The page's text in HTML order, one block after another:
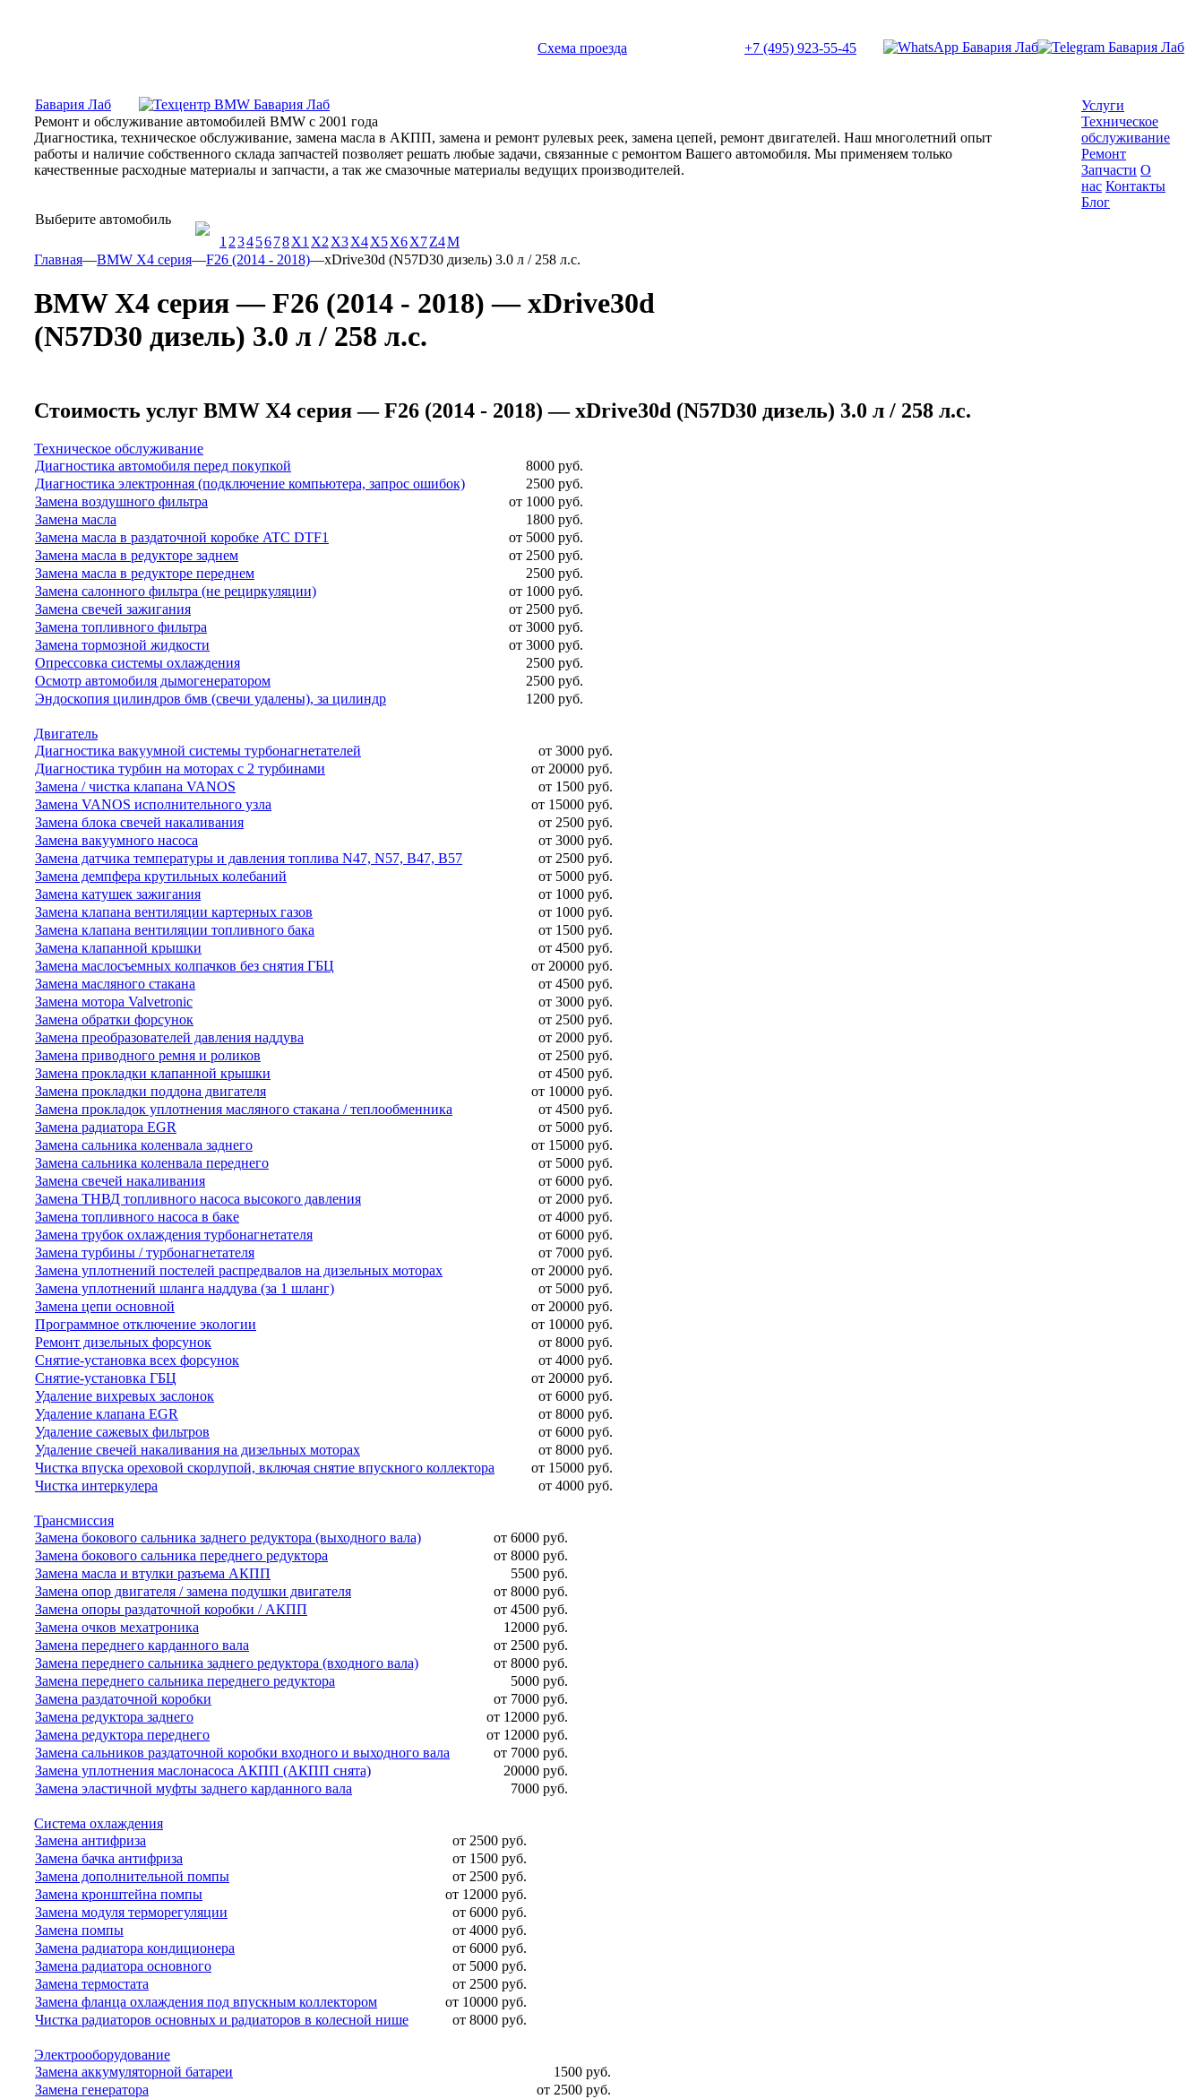
Схема проезда +7 (495) 923-55-45
Бавария Лаб
Ремонт и обслуживание автомобилей BMW с 2001 года
Диагностика, техническое обслуживание, замена масла в АКПП, замена и ремонт рулевых реек, замена цепей, ремонт двигателей. Наш многолетний опыт
работы и наличие собственного склада запчастей позволяет решать любые задачи, связанные с ремонтом Вашего автомобиля. Мы применяем только
качественные расходные материалы и запчасти, а так же смазочные материалы ведущих производителей.
Услуги
Техническое
обслуживание
Ремонт
Запчасти О
нас Контакты
Блог
Выберите автомобиль
1 2345678X1 X2 X3X4X5X6X7Z4М
Главная—BMW X4 серия—F26 (2014 - 2018)—xDrive30d (N57D30 дизель) 3.0 л / 258 л.с.
BMW X4 серия — F26 (2014 - 2018) — xDrive30d
(N57D30 дизель) 3.0 л / 258 л.с.
Стоимость услуг BMW X4 серия — F26 (2014 - 2018) — xDrive30d (N57D30 дизель) 3.0 л / 258 л.с.
Техническое обслуживание
Диагностика автомобиля перед покупкой
8000 руб.
Диагностика электронная (подключение компьютера, запрос ошибок)
2500 руб.
Замена воздушного фильтра
от 1000 руб.
Замена масла
1800 руб.
Замена масла в раздаточной коробке ATC DTF1
от 5000 руб.
Замена масла в редукторе заднем
от 2500 руб.
Замена масла в редукторе переднем
2500 руб.
Замена салонного фильтра (не рециркуляции)
от 1000 руб.
Замена свечей зажигания
от 2500 руб.
Замена топливного фильтра
от 3000 руб.
Замена тормозной жидкости
от 3000 руб.
Опрессовка системы охлаждения
2500 руб.
Осмотр автомобиля дымогенератором
2500 руб.
Эндоскопия цилиндров бмв (свечи удалены), за цилиндр
1200 руб.
Двигатель
Диагностика вакуумной системы турбонагнетателей
от 3000 руб.
Диагностика турбин на моторах с 2 турбинами
от 20000 руб.
Замена / чистка клапана VANOS
от 1500 руб.
Замена VANOS исполнительного узла
от 15000 руб.
Замена блока свечей накаливания
от 2500 руб.
Замена вакуумного насоса
от 3000 руб.
Замена датчика температуры и давления топлива N47, N57, B47, B57
от 2500 руб.
Замена демпфера крутильных колебаний
от 5000 руб.
Замена катушек зажигания
от 1000 руб.
Замена клапана вентиляции картерных газов
от 1000 руб.
Замена клапана вентиляции топливного бака
от 1500 руб.
Замена клапанной крышки
от 4500 руб.
Замена маслосъемных колпачков без снятия ГБЦ
от 20000 руб.
Замена масляного стакана
от 4500 руб.
Замена мотора Valvetronic
от 3000 руб.
Замена обратки форсунок
от 2500 руб.
Замена преобразователей давления наддува
от 2000 руб.
Замена приводного ремня и роликов
от 2500 руб.
Замена прокладки клапанной крышки
от 4500 руб.
Замена прокладки поддона двигателя
от 10000 руб.
Замена прокладок уплотнения масляного стакана / теплообменника
от 4500 руб.
Замена радиатора EGR
от 5000 руб.
Замена сальника коленвала заднего
от 15000 руб.
Замена сальника коленвала переднего
от 5000 руб.
Замена свечей накаливания
от 6000 руб.
Замена ТНВД топливного насоса высокого давления
от 2000 руб.
Замена топливного насоса в баке
от 4000 руб.
Замена трубок охлаждения турбонагнетателя
от 6000 руб.
Замена турбины / турбонагнетателя
от 7000 руб.
Замена уплотнений постелей распредвалов на дизельных моторах
от 20000 руб.
Замена уплотнений шланга наддува (за 1 шланг)
от 5000 руб.
Замена цепи основной
от 20000 руб.
Программное отключение экологии
от 10000 руб.
Ремонт дизельных форсунок
от 8000 руб.
Снятие-установка всех форсунок
от 4000 руб.
Снятие-установка ГБЦ
от 20000 руб.
Удаление вихревых заслонок
от 6000 руб.
Удаление клапана EGR
от 8000 руб.
Удаление сажевых фильтров
от 6000 руб.
Удаление свечей накаливания на дизельных моторах
от 8000 руб.
Чистка впуска ореховой скорлупой, включая снятие впускного коллектора
от 15000 руб.
Чистка интеркулера
от 4000 руб.
Трансмиссия
Замена бокового сальника заднего редуктора (выходного вала)
от 6000 руб.
Замена бокового сальника переднего редуктора
от 8000 руб.
Замена масла и втулки разъема АКПП
5500 руб.
Замена опор двигателя / замена подушки двигателя
от 8000 руб.
Замена опоры раздаточной коробки / АКПП
от 4500 руб.
Замена очков мехатроника
12000 руб.
Замена переднего карданного вала
от 2500 руб.
Замена переднего сальника заднего редуктора (входного вала)
от 8000 руб.
Замена переднего сальника переднего редуктора
5000 руб.
Замена раздаточной коробки
от 7000 руб.
Замена редуктора заднего
от 12000 руб.
Замена редуктора переднего
от 12000 руб.
Замена сальников раздаточной коробки входного и выходного вала
от 7000 руб.
Замена уплотнения маслонасоса АКПП (АКПП снята)
20000 руб.
Замена эластичной муфты заднего карданного вала
7000 руб.
Система охлаждения
Замена антифриза
от 2500 руб.
Замена бачка антифриза
от 1500 руб.
Замена дополнительной помпы
от 2500 руб.
Замена кронштейна помпы
от 12000 руб.
Замена модуля терморегуляции
от 6000 руб.
Замена помпы
от 4000 руб.
Замена радиатора кондиционера
от 6000 руб.
Замена радиатора основного
от 5000 руб.
Замена термостата
от 2500 руб.
Замена фланца охлаждения под впускным коллектором
от 10000 руб.
Чистка радиаторов основных и радиаторов в колесной нише
от 8000 руб.
Электрооборудование
Замена аккумуляторной батареи
1500 руб.
Замена генератора
от 2500 руб.